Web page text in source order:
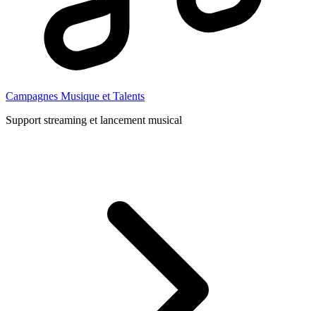
Campagnes Musique et Talents
Support streaming et lancement musical